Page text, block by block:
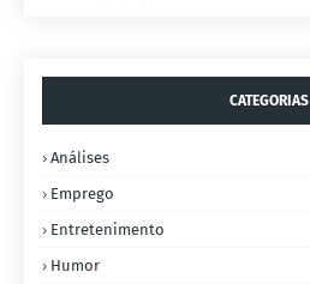
CATEGORIAS
Análises
Emprego
Entretenimento
Humor